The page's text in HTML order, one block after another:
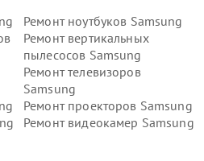
Ремонт ноутбуков Samsung
Ремонт вертикальных
пылесосов Samsung
Ремонт телевизоров
Samsung
Ремонт проекторов Samsung
Ремонт видеокамер Samsung